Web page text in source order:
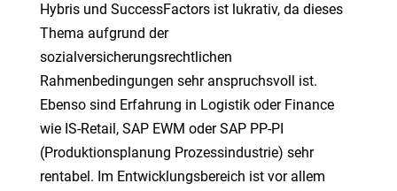
Hybris und SuccessFactors ist lukrativ, da dieses
Thema aufgrund der
sozialversicherungsrechtlichen
Rahmenbedingungen sehr anspruchsvoll ist.
Ebenso sind Erfahrung in Logistik oder Finance
wie IS-Retail, SAP EWM oder SAP PP-PI
(Produktionsplanung Prozessindustrie) sehr
rentabel. Im Entwicklungsbereich ist vor allem